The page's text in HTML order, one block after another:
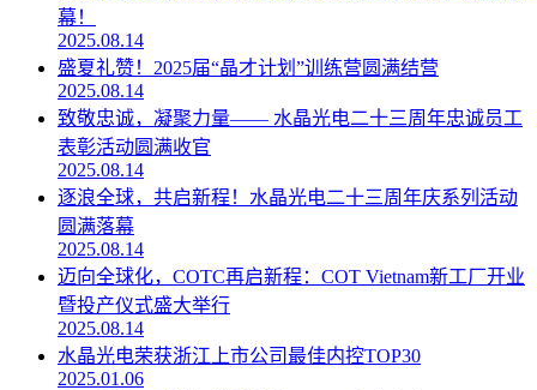
幕！
2025.08.14
盛夏礼赞！2025届“晶才计划”训练营圆满结营
2025.08.14
致敬忠诚，凝聚力量—— 水晶光电二十三周年忠诚员工
表彰活动圆满收官
2025.08.14
逐浪全球，共启新程！水晶光电二十三周年庆系列活动
圆满落幕
2025.08.14
迈向全球化，COTC再启新程：COT Vietnam新工厂开业
暨投产仪式盛大举行
2025.08.14
水晶光电荣获浙江上市公司最佳内控TOP30
2025.01.06